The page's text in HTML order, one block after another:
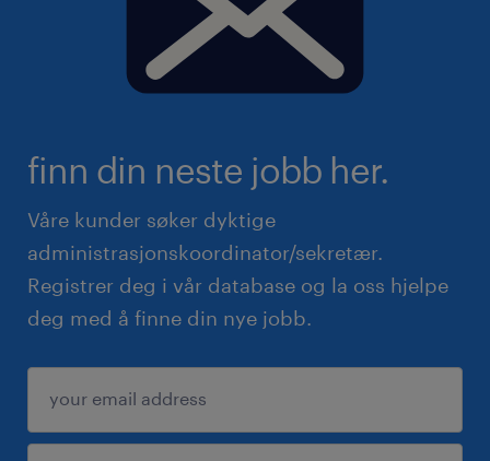
finn din neste jobb her.
Våre kunder søker dyktige
administrasjonskoordinator/sekretær.
Registrer deg i vår database og la oss hjelpe
deg med å finne din nye jobb.